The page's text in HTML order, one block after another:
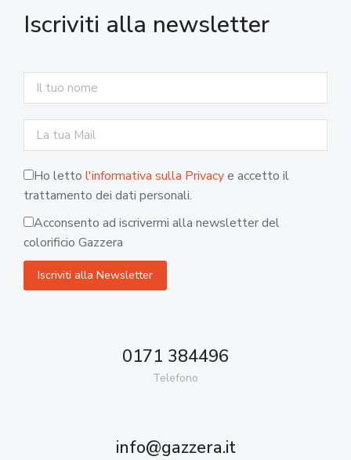
Iscriviti alla newsletter
Ho letto l'informativa sulla Privacye accetto il
trattamento dei dati personali.
Acconsento ad iscrivermi alla newsletter del
colorificio Gazzera
0171 384496
Telefono
info@gazzera.it